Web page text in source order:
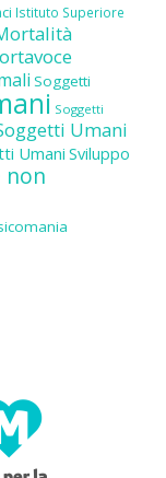
Istituto Superiore
Soggetti
Soggetti
Umani
Umani Sviluppo
non